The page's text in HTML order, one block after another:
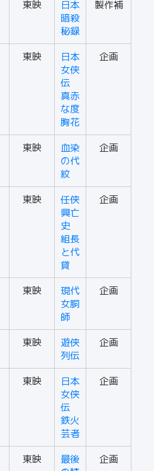
東映
日本
暗殺
秘録
製作補
東映
日本
女侠
伝
真赤
な度
胸花
企画
東映
血染
の代
紋
企画
東映
任侠
興亡
史
組長
と代
貸
企画
東映
現代
女胴
師
企画
東映
遊侠
列伝
企画
東映
日本
女侠
伝
鉄火
芸者
企画
東映
最後
企画